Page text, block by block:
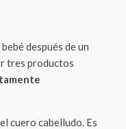
después de un
tres productos
cuero cabelludo. Es